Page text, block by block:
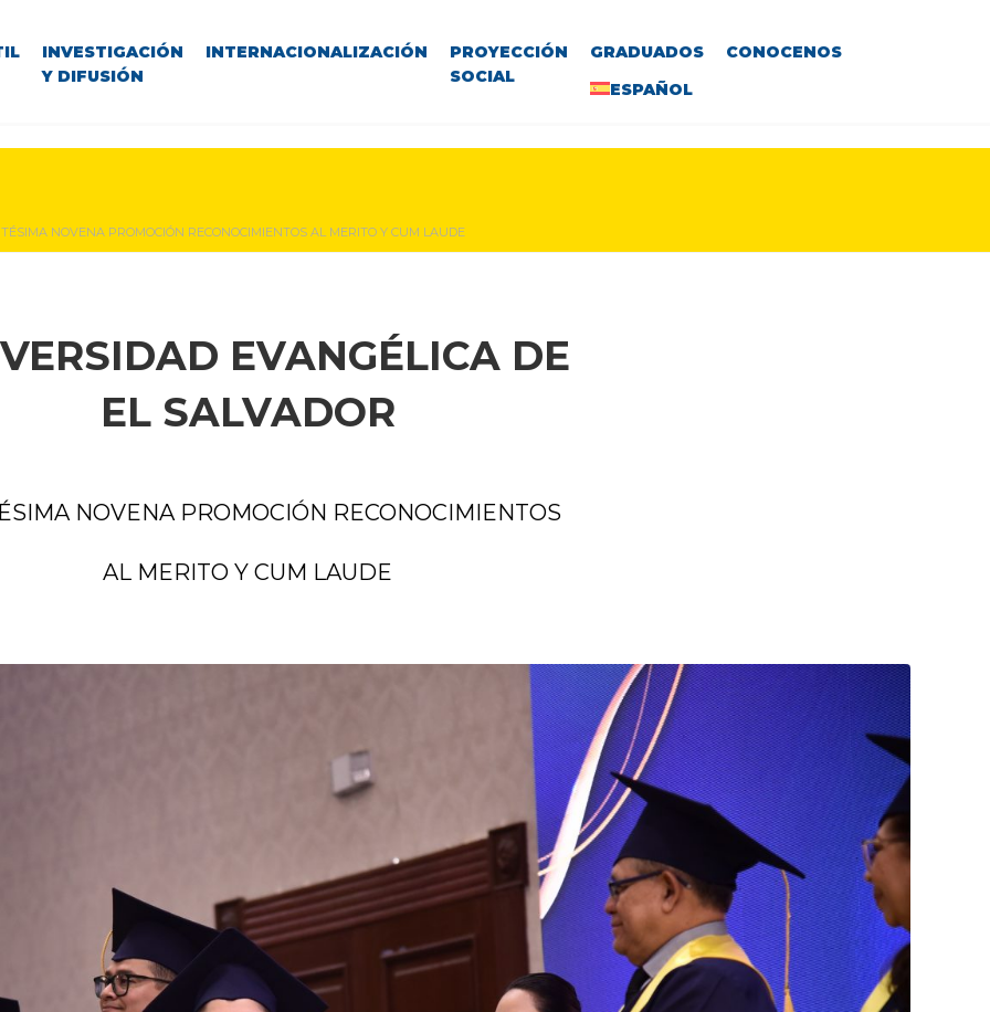
INVESTIGACIÓN
Y DIFUSIÓN
INTERNACIONALIZACIÓN
PROYECCIÓN
SOCIAL
GRADUADOS
CONOCENOS
ESPAÑOL
NOVENA PROMOCIÓN RECONOCIMIENTOS AL MERITO Y CUM LAUDE
EVANGÉLICA DE
EL SALVADOR
NOVENA PROMOCIÓN RECONOCIMIENTOS
AL MERITO Y CUM LAUDE